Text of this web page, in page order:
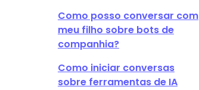
Como posso conversar com
meu filho sobre bots de
companhia?
Como iniciar conversas
sobre ferramentas de IA